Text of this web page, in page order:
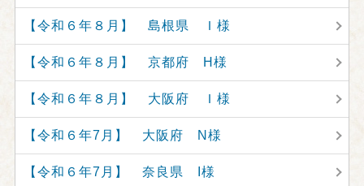
【令和６年８月】 島根県 Ｉ様
【令和６年８月】 京都府 H様
【令和６年８月】 大阪府 Ｉ様
【令和６年7月】 大阪府 N様
【令和６年7月】 奈良県 I様